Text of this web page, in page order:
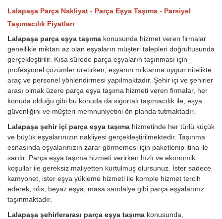
Lalapaşa Parça Nakliyat - Parça Eşya Taşıma - Parsiyel
Taşımacılık Fiyatları
Lalapaşa parça eşya taşıma konusunda hizmet veren firmalar
genellikle miktarı az olan eşyaların müşteri talepleri doğrultusunda
gerçekleştirilir. Kısa sürede parça eşyaların taşınması için
profesyonel çözümler üretirken, eşyanın miktarına uygun nitelikte
araç ve personel yönlendirmesi yapılmaktadır. Şehir içi ve şehirler
arası olmak üzere parça eşya taşıma hizmeti veren firmalar, her
konuda olduğu gibi bu konuda da sigortalı taşımacılık ile, eşya
güvenliğini ve müşteri memnuniyetini ön planda tutmaktadır.
Lalapaşa şehir içi parça eşya taşıma hizmetinde her türlü küçük
ve büyük eşyalarınızın nakliyesi gerçekleştirilmektedir. Taşınma
esnasında eşyalarınızın zarar görmemesi için paketlenip itina ile
sarılır. Parça eşya taşıma hizmeti verirken hızlı ve ekonomik
koşullar ile gereksiz maliyetten kurtulmuş olursunuz. İster sadece
kamyonet, ister eşya yükleme hizmeti ile komple hizmet tercih
ederek, ofis, beyaz eşya, masa sandalye gibi parça eşyalarınız
taşınmaktadır.
Lalapaşa şehirlerarası parça eşya taşıma konusunda,